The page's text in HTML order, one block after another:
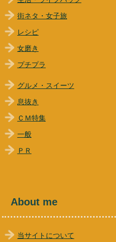
街ネタ・女子旅
レシピ
女磨き
プチプラ
グルメ・スイーツ
息抜き
ＣＭ特集
一般
ＰＲ
About me
当サイトについて